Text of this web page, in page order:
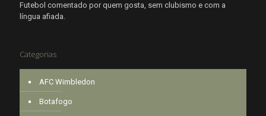
Futebol comentado por quem gosta, sem clubismo e com a
língua afiada.
Categorias
AFC Wimbledon
Botafogo